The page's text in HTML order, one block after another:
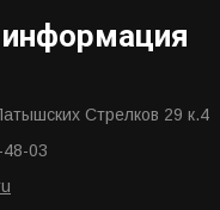
Стрелков 29 к.4
03